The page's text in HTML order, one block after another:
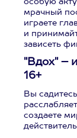
особую
мрачный
играете
и
зависеть
"Вдох" –
16+
Вы
создаете